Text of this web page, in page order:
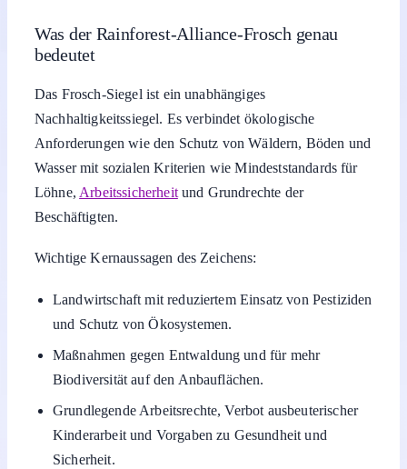
Was der Rainforest-Alliance-Frosch genau
bedeutet
Das Frosch-Siegel ist ein unabhängiges
Nachhaltigkeitssiegel. Es verbindet ökologische
Anforderungen wie den Schutz von Wäldern, Böden und
Wasser mit sozialen Kriterien wie Mindeststandards für
Löhne, Arbeitssicherheitund Grundrechte der
Beschäftigten.
Wichtige Kernaussagen des Zeichens:
Landwirtschaft mit reduziertem Einsatz von Pestiziden
und Schutz von Ökosystemen.
Maßnahmen gegen Entwaldung und für mehr
Biodiversität auf den Anbauflächen.
Grundlegende Arbeitsrechte, Verbot ausbeuterischer
Kinderarbeit und Vorgaben zu Gesundheit und
Sicherheit.